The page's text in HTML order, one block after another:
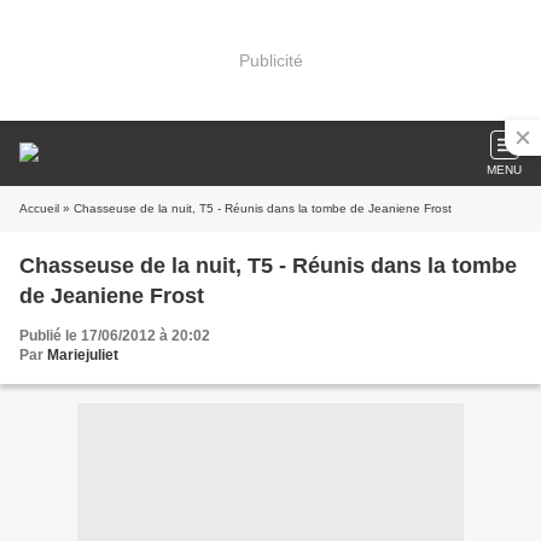
Publicité
MENU
Accueil » Chasseuse de la nuit, T5 - Réunis dans la tombe de Jeaniene Frost
Chasseuse de la nuit, T5 - Réunis dans la tombe
de Jeaniene Frost
Publié le 17/06/2012 à 20:02
Par Mariejuliet